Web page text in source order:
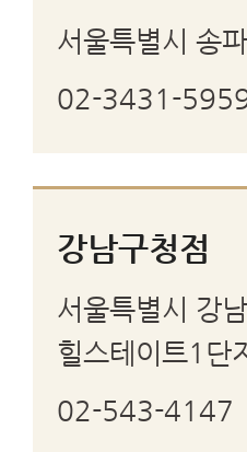
서울특별시 송
02-3431-
강남구청점
서울특별시 강
힐스테이트1단
02-543-4147